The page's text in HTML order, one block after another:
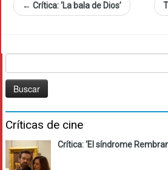
← Crítica: ‘La bala de Dios’
Críticas de cine
Crítica: ‘El síndrome